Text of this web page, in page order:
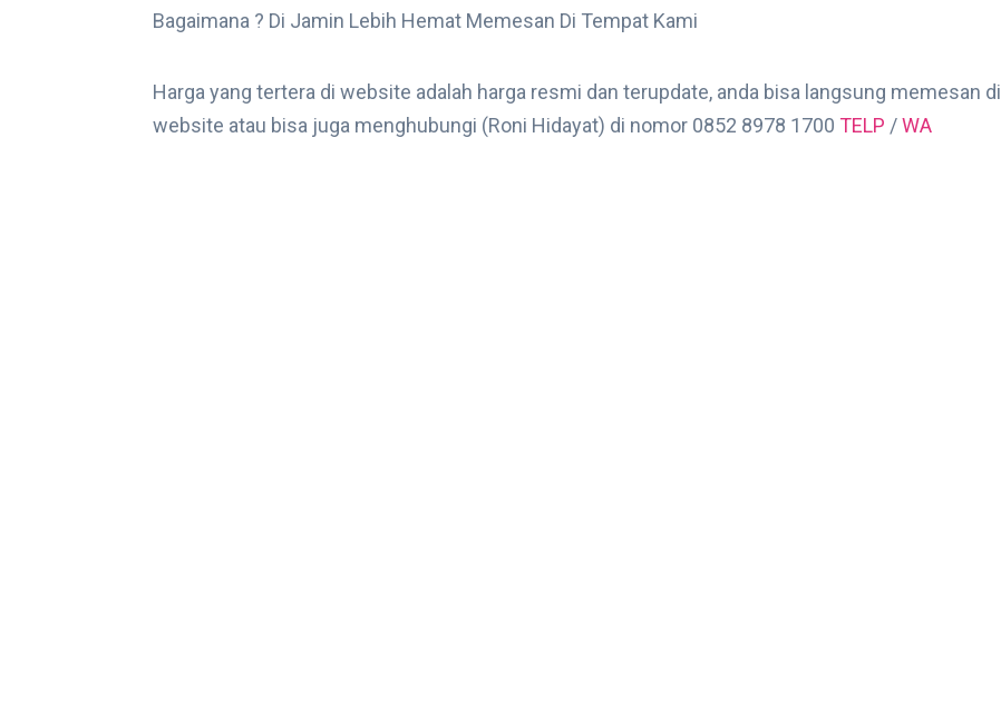
Bagaimana ? Di Jamin Lebih Hemat Memesan Di Tempat Kami
Harga yang tertera di website adalah harga resmi dan terupdate, anda bisa langsung memesan di
website atau bisa juga menghubungi (Roni Hidayat) di nomor 0852 8978 1700 TELP /WA